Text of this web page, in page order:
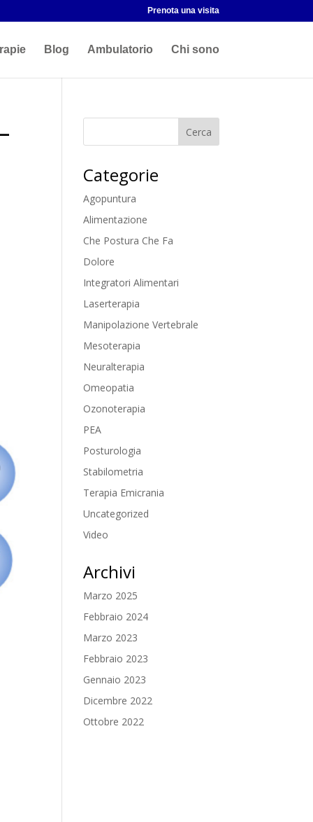
Prenota una visita
Blog Ambulatorio Chi sono
Categorie
Agopuntura
Alimentazione
Che Postura Che Fa
Dolore
Integratori Alimentari
Laserterapia
Manipolazione Vertebrale
Mesoterapia
Neuralterapia
Omeopatia
Ozonoterapia
PEA
Posturologia
Stabilometria
Terapia Emicrania
Uncategorized
Video
Archivi
Marzo 2025
Febbraio 2024
Marzo 2023
Febbraio 2023
Gennaio 2023
Dicembre 2022
Ottobre 2022